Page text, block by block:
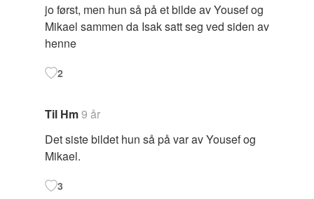
jo først, men hun så på et bilde av Yousef og
Mikael sammen da Isak satt seg ved siden av
henne
2
Til Hm9 år
Det siste bildet hun så på var av Yousef og
Mikael.
3